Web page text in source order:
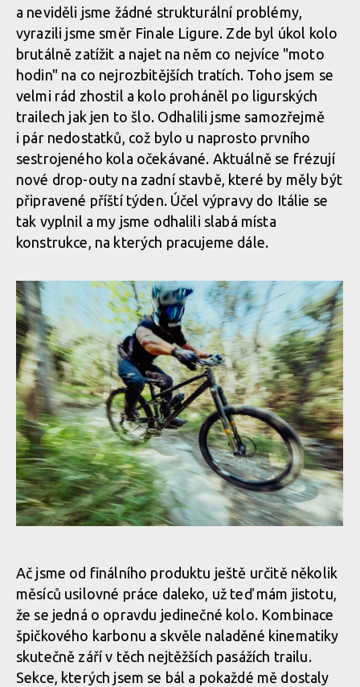
Vojta Bláha přibližuje vývoj a testování highpivot prototypu
CDuro HHP
a neviděli jsme žádné strukturální problémy,
vyrazili jsme směr Finale Ligure. Zde byl úkol kolo
brutálně zatížit a najet na něm co nejvíce "moto
hodin" na co nejrozbitějších tratích. Toho jsem se
velmi rád zhostil a kolo proháněl po ligurských
trailech jak jen to šlo. Odhalili jsme samozřejmě
i pár nedostatků, což bylo u naprosto prvního
sestrojeného kola očekávané. Aktuálně se frézují
nové drop-outy na zadní stavbě, které by měly být
připravené příští týden. Účel výpravy do Itálie se
tak vyplnil a my jsme odhalili slabá místa
konstrukce, na kterých pracujeme dále.
Vojta Bláha přibližuje vývoj a testování highpivot prototypu
CDuro HHP
Ač jsme od finálního produktu ještě určitě několik
měsíců usilovné práce daleko, už teď mám jistotu,
že se jedná o opravdu jedinečné kolo. Kombinace
špičkového karbonu a skvěle naladěné kinematiky
skutečně září v těch nejtěžších pasážích trailu.
Sekce, kterých jsem se bál a pokaždé mě dostaly